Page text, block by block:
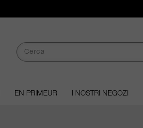
EN PRIMEUR I NOSTRI NEGOZI